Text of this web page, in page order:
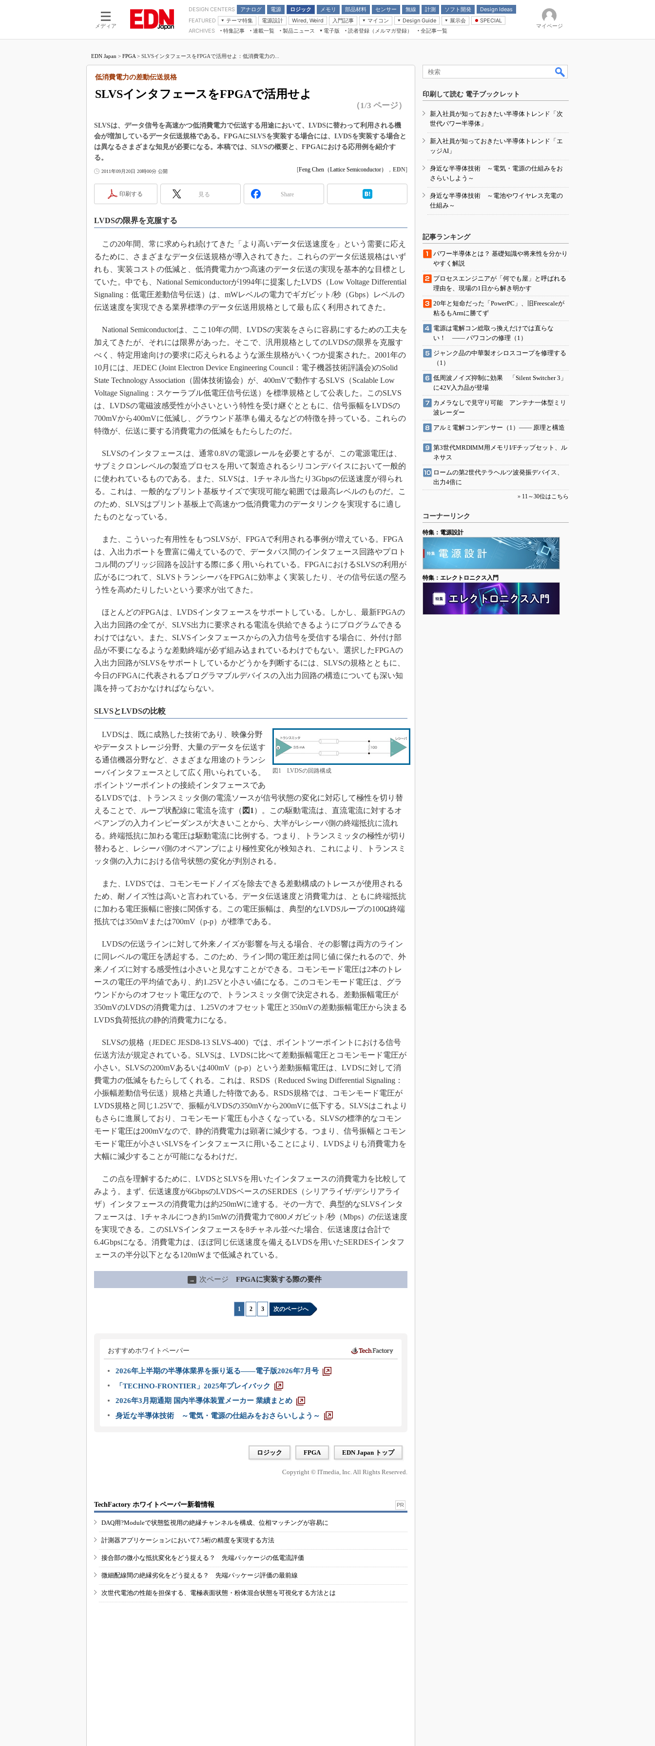
メディア
DESIGN CENTERS アナログ
電源
モーター
ロジック
LSI
メモリ
部品材料
受動部品
センサー 無線 計測 ソフト開発
Design Ideas
アナログ機能回路
計測とテスト
FEATURED
テーマ特集
つながるクルマ
エレクトロニクス入門
医療エレ（EE Times Japan）
製品解剖（EE Times Japan）
電源設計 Wired, Weird
入門記事
モーター入門
マイコン
マイコン講座
Design Guide
計測機器
展示会
CEATEC
組込み/エッジコンピューティング展
AUTOMOTIVE WORLD
SPECIAL
Microchip情報
ARCHIVES 特集記事
連載一覧
マイクロプロセッサ懐古録
中堅技術者に贈る電子部品“徹底”活
用講座
たった2つの式で始めるDC/DCコン
Wired, Weird
マイコン講座
記録計／データロガーの基礎知識
めざせ高効率！ モーター駆動入門講
Bluetooth mesh入門
「SPICEの仕組みとその活用設計」
最新記事一覧
計測器メーカーから見た5G
USB Type-Cの登場で評価試験はど
う変わる？
IoT時代の無線規格を知る【Thread
編】
IoT時代の無線規格を知る【Z-Wave
編】
製品ニュース
電子版
電子ブックレット
読者登録（メルマガ登録） 全記事一覧
マイページ
EDN Japan > FPGA > SLVSインタフェースをFPGAで活用せよ：低消費電力の...
SLVSインタフェースをFPGAで活用せよ
低消費電力の差動伝送規格
（1/3 ページ）
SLVSは、データ信号を高速かつ低消費電力で伝送する用途において、LVDSに替わって利用される機
会が増加しているデータ伝送規格である。FPGAにSLVSを実装する場合には、LVDSを実装する場合と
は異なるさまざまな知見が必要になる。本稿では、SLVSの概要と、FPGAにおける応用例を紹介す
る。
2011年09月20日 20時00分 公開 [Feng Chen（Lattice Semiconductor） ， EDN]
印刷する 見る Share
LVDSの限界を克服する
この20年間、常に求められ続けてきた「より高いデータ伝送速度を」という需要に応え
るために、さまざまなデータ伝送規格が導入されてきた。これらのデータ伝送規格はいず
れも、実装コストの低減と、低消費電力かつ高速のデータ伝送の実現を基本的な目標とし
ていた。中でも、National Semiconductorが1994年に提案したLVDS（Low Voltage Differential
Signaling：低電圧差動信号伝送）は、mWレベルの電力でギガビット/秒（Gbps）レベルの
伝送速度を実現できる業界標準のデータ伝送用規格として最も広く利用されてきた。
National Semiconductorは、ここ10年の間、LVDSの実装をさらに容易にするための工夫を
加えてきたが、それには限界があった。そこで、汎用規格としてのLVDSの限界を克服す
べく、特定用途向けの要求に応えられるような派生規格がいくつか提案された。2001年の
10月には、JEDEC (Joint Electron Device Engineering Council：電子機器技術評議会)のSolid
State Technology Association（固体技術協会）が、400mVで動作するSLVS（Scalable Low
Voltage Signaling：スケーラブル低電圧信号伝送）を標準規格として公表した。このSLVS
は、LVDSの電磁波感受性が小さいという特性を受け継ぐとともに、信号振幅をLVDSの
700mVから400mVに低減し、グラウンド基準も備えるなどの特徴を持っている。これらの
特徴が、伝送に要する消費電力の低減をもたらしたのだ。
SLVSのインタフェースは、通常0.8Vの電源レールを必要とするが、この電源電圧は、
サブミクロンレベルの製造プロセスを用いて製造されるシリコンデバイスにおいて一般的
に使われているものである。また、SLVSは、1チャネル当たり3Gbpsの伝送速度が得られ
る。これは、一般的なプリント基板サイズで実現可能な範囲では最高レベルのものだ。こ
のため、SLVSはプリント基板上で高速かつ低消費電力のデータリンクを実現するに適し
たものとなっている。
また、こういった有用性をもつSLVSが、FPGAで利用される事例が増えている。FPGA
は、入出力ポートを豊富に備えているので、データパス間のインタフェース回路やプロト
コル間のブリッジ回路を設計する際に多く用いられている。FPGAにおけるSLVSの利用が
広がるにつれて、SLVSトランシーバをFPGAに効率よく実装したり、その信号伝送の堅ろ
う性を高めたりしたいという要求が出てきた。
ほとんどのFPGAは、LVDSインタフェースをサポートしている。しかし、最新FPGAの
入出力回路の全てが、SLVS出力に要求される電流を供給できるようにプログラムできる
わけではない。また、SLVSインタフェースからの入力信号を受信する場合に、外付け部
品が不要になるような差動終端が必ず組み込まれているわけでもない。選択したFPGAの
入出力回路がSLVSをサポートしているかどうかを判断するには、SLVSの規格とともに、
今日のFPGAに代表されるプログラマブルデバイスの入出力回路の構造についても深い知
識を持っておかなければならない。
SLVSとLVDSの比較
図1 LVDSの回路構成
LVDSは、既に成熟した技術であり、映像分野
やデータストレージ分野、大量のデータを伝送す
る通信機器分野など、さまざまな用途のトランシ
ーバインタフェースとして広く用いられている。
ポイントツーポイントの接続インタフェースであ
るLVDSでは、トランスミッタ側の電流ソースが信号状態の変化に対応して極性を切り替
えることで、ループ状配線に電流を流す（ 図1 ）。この駆動電流は、直流電流に対するオ
ペアンプの入力インピーダンスが大きいことから、大半がレシーバ側の終端抵抗に流れ
る。終端抵抗に加わる電圧は駆動電流に比例する。つまり、トランスミッタの極性が切り
替わると、レシーバ側のオペアンプにより極性変化が検知され、これにより、トランスミ
ッタ側の入力における信号状態の変化が判別される。
また、LVDSでは、コモンモードノイズを除去できる差動構成のトレースが使用される
ため、耐ノイズ性は高いと言われている。データ伝送速度と消費電力は、ともに終端抵抗
に加わる電圧振幅に密接に関係する。この電圧振幅は、典型的なLVDSループの100Ω終端
抵抗では350mVまたは700mV（p‐p）が標準である。
LVDSの伝送ラインに対して外来ノイズが影響を与える場合、その影響は両方のライン
に同レベルの電圧を誘起する。このため、ライン間の電圧差は同じ値に保たれるので、外
来ノイズに対する感受性は小さいと見なすことができる。コモンモード電圧は2本のトレ
ースの電圧の平均値であり、約1.25Vと小さい値になる。このコモンモード電圧は、グラ
ウンドからのオフセット電圧なので、トランスミッタ側で決定される。差動振幅電圧が
350mVのLVDSの消費電力は、1.25Vのオフセット電圧と350mVの差動振幅電圧から決まる
LVDS負荷抵抗の静的消費電力になる。
SLVSの規格（JEDEC JESD8-13 SLVS-400）では、ポイントツーポイントにおける信号
伝送方法が規定されている。SLVSは、LVDSに比べて差動振幅電圧とコモンモード電圧が
小さい。SLVSの200mVあるいは400mV（p‐p）という差動振幅電圧は、LVDSに対して消
費電力の低減をもたらしてくれる。これは、RSDS（Reduced Swing Differential Signaling：
小振幅差動信号伝送）規格と共通した特徴である。RSDS規格では、コモンモード電圧が
LVDS規格と同じ1.25Vで、振幅がLVDSの350mVから200mVに低下する。SLVSはこれより
もさらに進展しており、コモンモード電圧も小さくなっている。SLVSの標準的なコモン
モード電圧は200mVなので、静的消費電力は顕著に減少する。つまり、信号振幅とコモン
モード電圧が小さいSLVSをインタフェースに用いることにより、LVDSよりも消費電力を
大幅に減少することが可能になるわけだ。
この点を理解するために、LVDSとSLVSを用いたインタフェースの消費電力を比較して
みよう。まず、伝送速度が6GbpsのLVDSベースのSERDES（シリアライザ/デシリアライ
ザ）インタフェースの消費電力は約250mWに達する。その一方で、典型的なSLVSインタ
フェースは、1チャネルにつき約15mWの消費電力で800メガビット/秒（Mbps）の伝送速度
を実現できる。このSLVSインタフェースを8チャネル並べた場合、伝送速度は合計で
6.4Gbpsになる。消費電力は、ほぼ同じ伝送速度を備えるLVDSを用いたSERDESインタフ
ェースの半分以下となる120mWまで低減されている。
→ 次ページ FPGAに実装する際の要件
1 2 3 次のページへ
おすすめホワイトペーパー
2026年上半期の半導体業界を振り返る――電子版2026年7月号
「TECHNO-FRONTIER」2025年プレイバック
2026年3月期通期 国内半導体装置メーカー 業績まとめ
身近な半導体技術 ～電気・電源の仕組みをおさらいしよう～
ロジック FPGA EDN Japan トップ
Copyright © ITmedia, Inc. All Rights Reserved.
TechFactory ホワイトペーパー新着情報 PR
DAQ用?Moduleで状態監視用の絶縁チャンネルを構成、位相マッチングが容易に
計測器アプリケーションにおいて7.5桁の精度を実現する方法
接合部の微小な抵抗変化をどう捉える？ 先端パッケージの低電流評価
微細配線間の絶縁劣化をどう捉える？ 先端パッケージ評価の最前線
次世代電池の性能を担保する、電極表面状態・粉体混合状態を可視化する方法とは
印刷して読む 電子ブックレット
新入社員が知っておきたい半導体トレンド「次
世代パワー半導体」
新入社員が知っておきたい半導体トレンド「エ
ッジAI」
身近な半導体技術 ～電気・電源の仕組みをお
さらいしよう～
身近な半導体技術 ～電池やワイヤレス充電の
仕組み～
記事ランキング
パワー半導体とは？ 基礎知識や将来性を分かり
やすく解説
プロセスエンジニアが「何でも屋」と呼ばれる
理由を、現場の1日から解き明かす
20年と短命だった「PowerPC」、旧Freescaleが
粘るもArmに勝てず
電源は電解コン総取っ換えだけでは直らな
い！ ―― パワコンの修理（1）
ジャンク品の中華製オシロスコープを修理する
（1）
低周波ノイズ抑制に効果 「Silent Switcher 3」
に42V入力品が登場
カメラなしで見守り可能 アンテナ一体型ミリ
波レーダー
アルミ電解コンデンサー（1）―― 原理と構造
第3世代MRDIMM用メモリI/Fチップセット、ル
ネサス
ロームの第2世代テラヘルツ波発振デバイス、
出力4倍に
» 11～30位はこちら
コーナーリンク
特集：電源設計
特集：エレクトロニクス入門